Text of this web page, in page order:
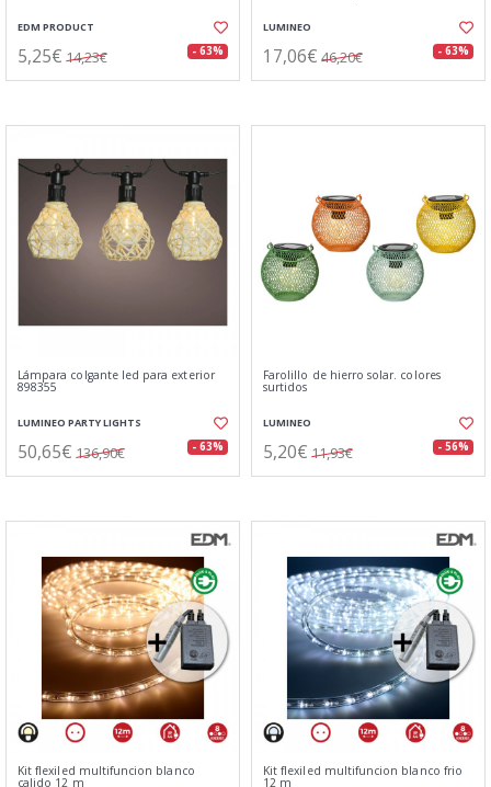
EDM PRODUCT
5,25€ 14,23€ - 63%
LUMINEO
17,06€ 46,20€ - 63%
Lámpara colgante led para exterior
898355
LUMINEO PARTY LIGHTS
50,65€ 136,90€ - 63%
Farolillo de hierro solar. colores
surtidos
LUMINEO
5,20€ 11,93€ - 56%
Kit flexiled multifuncion blanco
calido 12 m
Kit flexiled multifuncion blanco frio
12 m